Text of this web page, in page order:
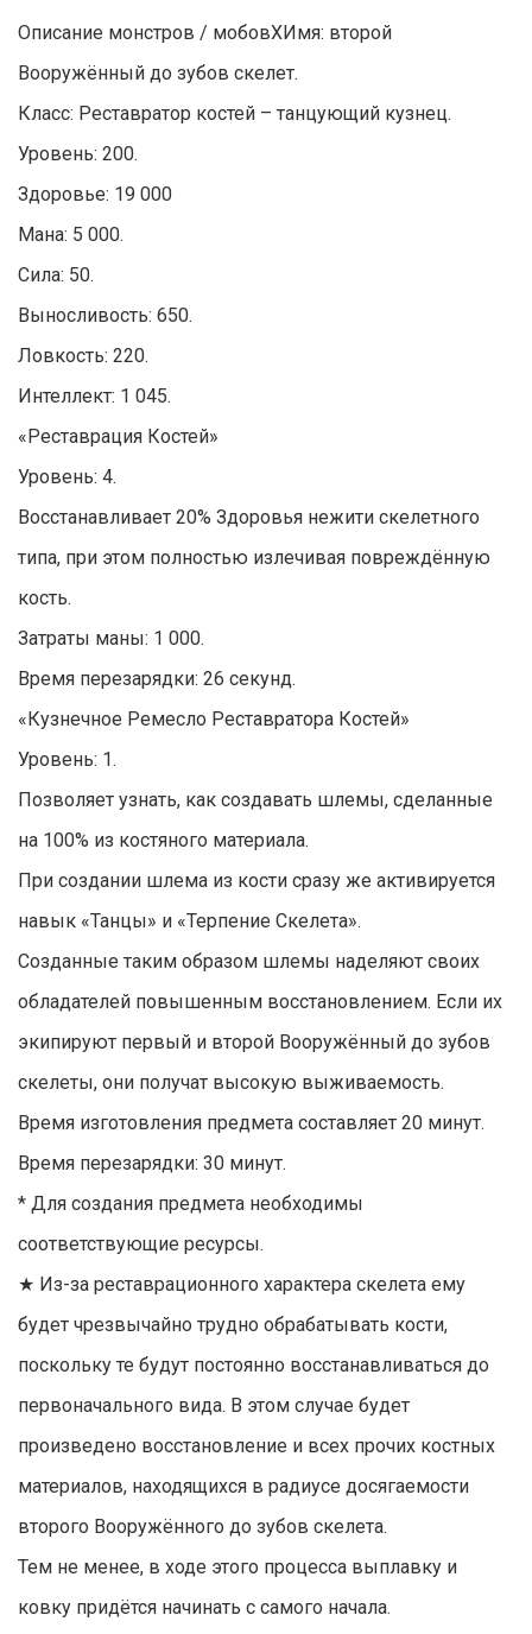
Описание монстров / мобовXИмя: второй
Вооружённый до зубов скелет.
Класс: Реставратор костей – танцующий кузнец.
Уровень: 200.
Здоровье: 19 000
Мана: 5 000.
Сила: 50.
Выносливость: 650.
Ловкость: 220.
Интеллект: 1 045.
«Реставрация Костей»
Уровень: 4.
Восстанавливает 20% Здоровья нежити скелетного
типа, при этом полностью излечивая повреждённую
кость.
Затраты маны: 1 000.
Время перезарядки: 26 секунд.
«Кузнечное Ремесло Реставратора Костей»
Уровень: 1.
Позволяет узнать, как создавать шлемы, сделанные
на 100% из костяного материала.
При создании шлема из кости сразу же активируется
навык «Танцы» и «Терпение Скелета».
Созданные таким образом шлемы наделяют своих
обладателей повышенным восстановлением. Если их
экипируют первый и второй Вооружённый до зубов
скелеты, они получат высокую выживаемость.
Время изготовления предмета составляет 20 минут.
Время перезарядки: 30 минут.
* Для создания предмета необходимы
соответствующие ресурсы.
★ Из-за реставрационного характера скелета ему
будет чрезвычайно трудно обрабатывать кости,
поскольку те будут постоянно восстанавливаться до
первоначального вида. В этом случае будет
произведено восстановление и всех прочих костных
материалов, находящихся в радиусе досягаемости
второго Вооружённого до зубов скелета.
Тем не менее, в ходе этого процесса выплавку и
ковку придётся начинать с самого начала.